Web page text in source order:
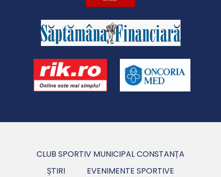
CLUB SPORTIV MUNICIPAL CONSTANȚA
ȘTIRI
EVENIMENTE SPORTIVE